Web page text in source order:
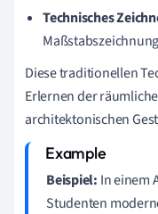
Technisches
Diese traditionellen
Erlernen der
architektonischen
Beispiel: In einem
Studenten